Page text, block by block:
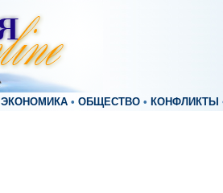
ЭКОНОМИКА • ОБЩЕСТВО • КОНФЛИКТЫ